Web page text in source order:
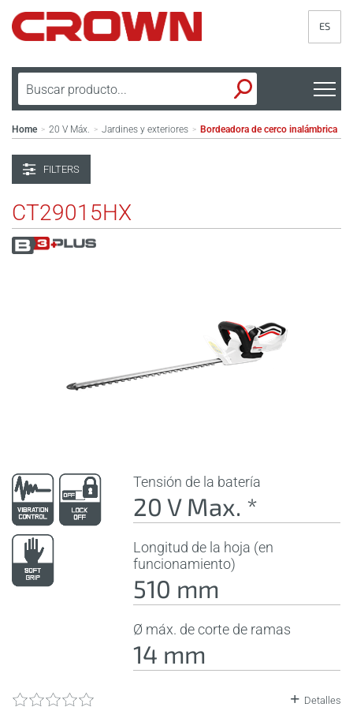
ES
Home > 20 V Máx. > Jardines y exteriores > Bordeadora de cerco inalámbrica
FILTERS
CT29015HX
Tensión de la batería
20 V Max. *
Longitud de la hoja (en
funcionamiento)
510 mm
Ø máx. de corte de ramas
14 mm
Detalles